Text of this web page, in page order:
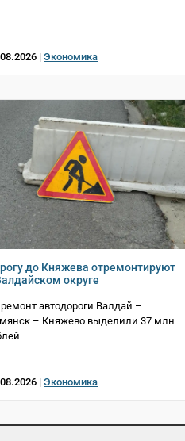
|Экономика
до Княжева отремонтируют
округе
автодороги Валдай –
– Княжево выделили 37 млн
|Экономика